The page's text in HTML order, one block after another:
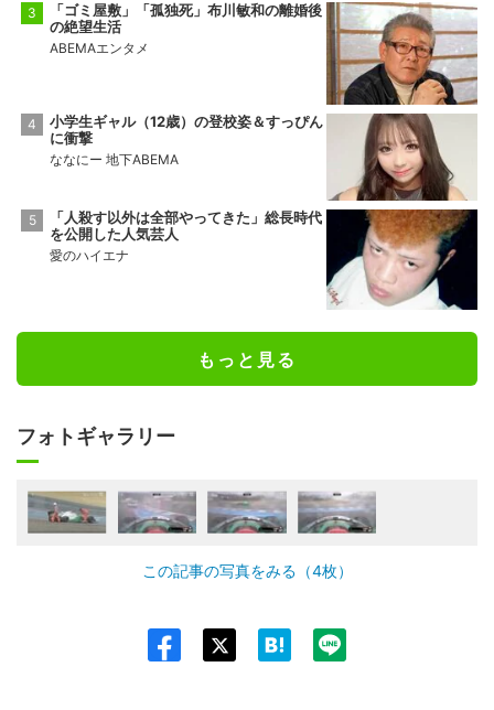
「ゴミ屋敷」「孤独死」布川敏和の離婚後
の絶望生活
ABEMAエンタメ
小学生ギャル（12歳）の登校姿＆すっぴん
に衝撃
ななにー 地下ABEMA
「人殺す以外は全部やってきた」総長時代
を公開した人気芸人
愛のハイエナ
もっと見る
フォトギャラリー
この記事の写真をみる（4枚）